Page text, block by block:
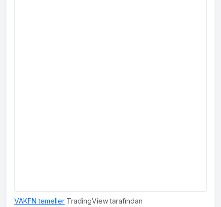
VAKFN temeller TradingView tarafından